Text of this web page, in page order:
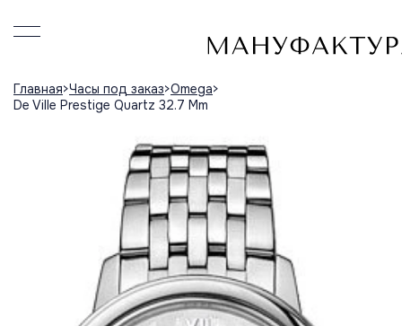
Главная Часы под заказ Omega
De Ville Prestige Quartz 32.7 Mm